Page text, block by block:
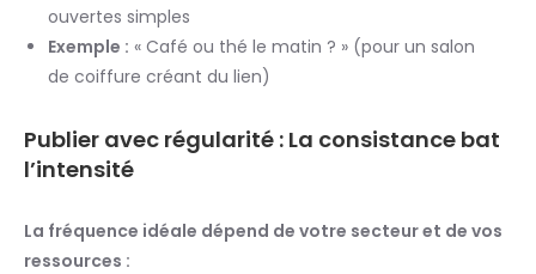
ouvertes simples
Exemple : « Café ou thé le matin ? » (pour un salon
de coiffure créant du lien)
Publier avec régularité : La consistance bat
l’intensité
La fréquence idéale dépend de votre secteur et de vos
ressources :